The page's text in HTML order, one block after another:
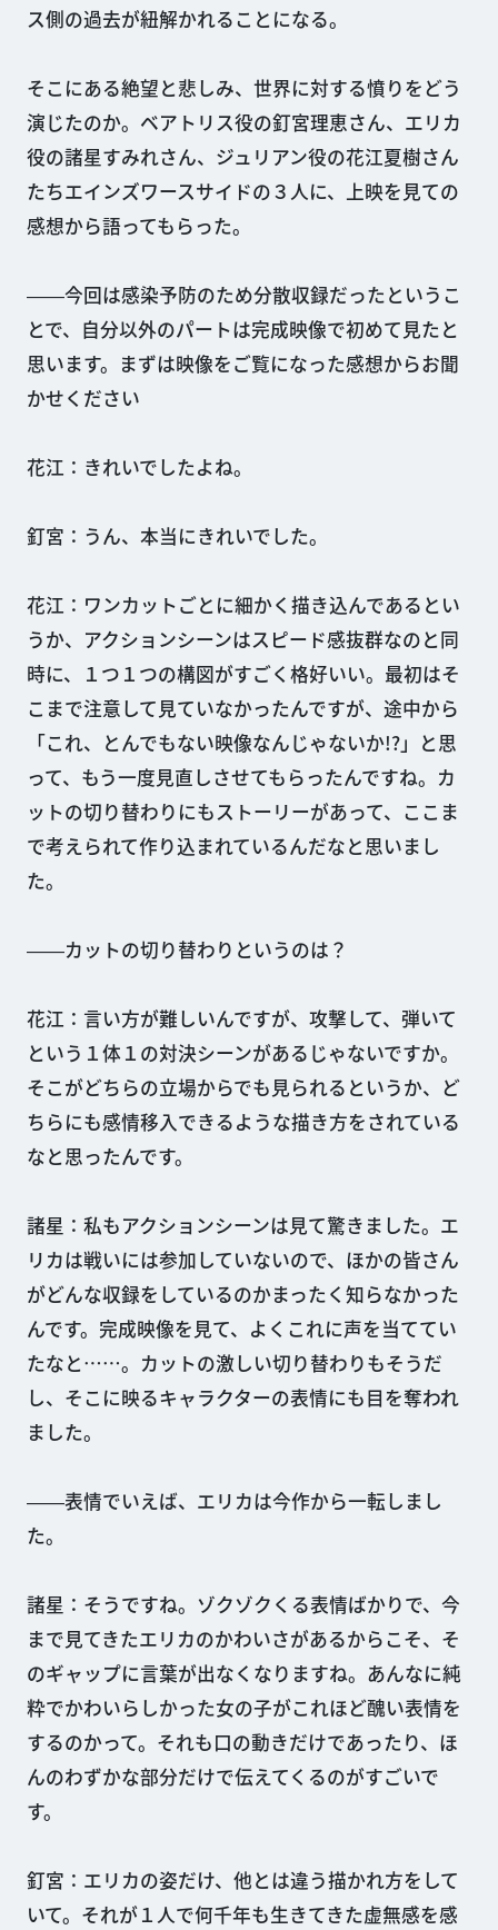
ス側の過去が紐解かれることになる。
そこにある絶望と悲しみ、世界に対する憤りをどう
演じたのか。ベアトリス役の釘宮理恵さん、エリカ
役の諸星すみれさん、ジュリアン役の花江夏樹さん
たちエインズワースサイドの３人に、上映を見ての
感想から語ってもらった。
――今回は感染予防のため分散収録だったというこ
とで、自分以外のパートは完成映像で初めて見たと
思います。まずは映像をご覧になった感想からお聞
かせください
花江：きれいでしたよね。
釘宮：うん、本当にきれいでした。
花江：ワンカットごとに細かく描き込んであるとい
うか、アクションシーンはスピード感抜群なのと同
時に、１つ１つの構図がすごく格好いい。最初はそ
こまで注意して見ていなかったんですが、途中から
「これ、とんでもない映像なんじゃないか!?」と思
って、もう一度見直しさせてもらったんですね。カ
ットの切り替わりにもストーリーがあって、ここま
で考えられて作り込まれているんだなと思いまし
た。
――カットの切り替わりというのは？
花江：言い方が難しいんですが、攻撃して、弾いて
という１体１の対決シーンがあるじゃないですか。
そこがどちらの立場からでも見られるというか、ど
ちらにも感情移入できるような描き方をされている
なと思ったんです。
諸星：私もアクションシーンは見て驚きました。エ
リカは戦いには参加していないので、ほかの皆さん
がどんな収録をしているのかまったく知らなかった
んです。完成映像を見て、よくこれに声を当ててい
たなと……。カットの激しい切り替わりもそうだ
し、そこに映るキャラクターの表情にも目を奪われ
ました。
――表情でいえば、エリカは今作から一転しまし
た。
諸星：そうですね。ゾクゾクくる表情ばかりで、今
まで見てきたエリカのかわいさがあるからこそ、そ
のギャップに言葉が出なくなりますね。あんなに純
粋でかわいらしかった女の子がこれほど醜い表情を
するのかって。それも口の動きだけであったり、ほ
んのわずかな部分だけで伝えてくるのがすごいで
す。
釘宮：エリカの姿だけ、他とは違う描かれ方をして
いて。それが１人で何千年も生きてきた虚無感を感